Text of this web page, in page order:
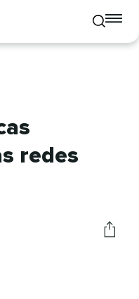
Toggle
mobile
redes